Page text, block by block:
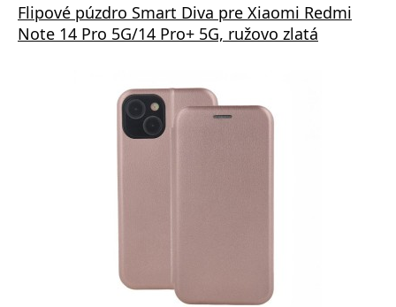
Flipové púzdro Smart Diva pre Xiaomi Redmi
Note 14 Pro 5G/14 Pro+ 5G, ružovo zlatá